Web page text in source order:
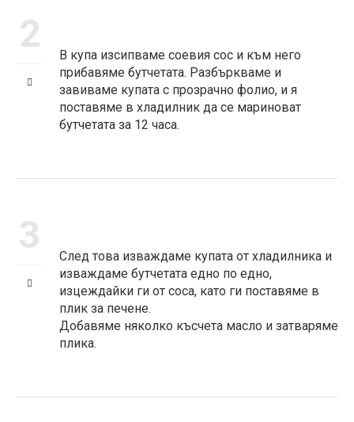
2
В купа изсипваме соевия сос и към него
прибавяме бутчетата. Разбъркваме и
завиваме купата с прозрачно фолио, и я
поставяме в хладилник да се мариноват
бутчетата за 12 часа.
3
След това изваждаме купата от хладилника и
изваждаме бутчетата едно по едно,
изцеждайки ги от соса, като ги поставяме в
плик за печене.
Добавяме няколко късчета масло и затваряме
плика.